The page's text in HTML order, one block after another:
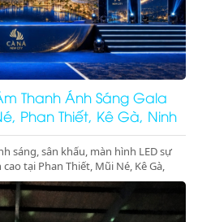
Thanh Ánh Sáng Gala
Phan Thiết, Kê Gà, Ninh
sáng, sân khấu, màn hình LED sự
tại Phan Thiết, Mũi Né, Kê Gà,
bị hiện đại, giá cực tốt. Gọi ngay